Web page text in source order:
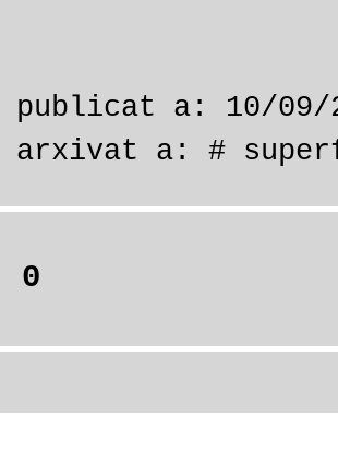
publicat a: 10/09/
arxivat a: #
0